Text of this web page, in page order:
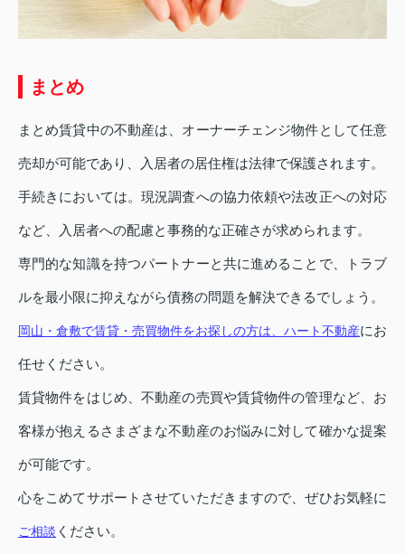
まとめ
まとめ賃貸中の不動産は、オーナーチェンジ物件として任意
売却が可能であり、入居者の居住権は法律で保護されます。
手続きにおいては。現況調査への協力依頼や法改正への対応
など、入居者への配慮と事務的な正確さが求められます。
専門的な知識を持つパートナーと共に進めることで、トラブ
ルを最小限に抑えながら債務の問題を解決できるでしょう。
岡山・倉敷で賃貸・売買物件をお探しの方は、ハート不動産にお
任せください。
賃貸物件をはじめ、不動産の売買や賃貸物件の管理など、お
客様が抱えるさまざまな不動産のお悩みに対して確かな提案
が可能です。
心をこめてサポートさせていただきますので、ぜひお気軽に
ご相談 ください。